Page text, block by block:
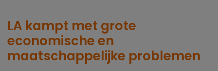
LA kampt met grote
economische en
maatschappelijke problemen